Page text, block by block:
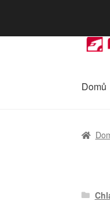
na
Přejít
webu
Domů